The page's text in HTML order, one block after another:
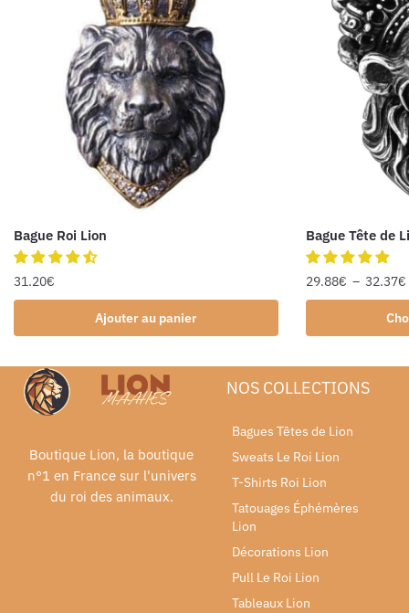
Bague Roi Lion
31.20€
Ajouter au panier
Bague Tête de
29.88€ – 32.37€
Boutique Lion, la boutique
n°1 en France sur l'univers
du roi des animaux.
NOS COLLECTIONS
Bagues Têtes de Lion
Sweats Le Roi Lion
T-Shirts Roi Lion
Tatouages Éphémères
Lion
Décorations Lion
Pull Le Roi Lion
Tableaux Lion